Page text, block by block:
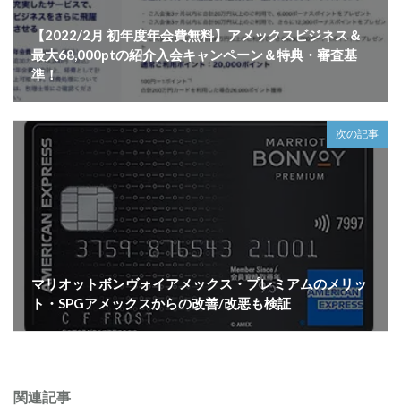
【2022/2月 初年度年会費無料】アメックスビジネス＆
最大68,000ptの紹介入会キャンペーン＆特典・審査基
準！
次の記事
マリオットボンヴォイアメックス・プレミアムのメリッ
ト・SPGアメックスからの改善/改悪も検証
関連記事